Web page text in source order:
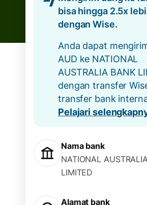
bisa hingga 2.5x
dengan Wise.
Anda dapat
AUD ke NATIONAL
AUSTRALIA BANK
dengan transfer
transfer bank
Pelajari
Nama bank
NATIONAL
LIMITED
Alamat bank